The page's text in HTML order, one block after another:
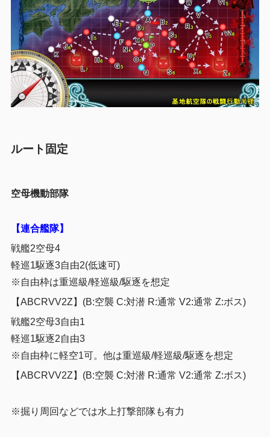
ルート固定
空母機動部隊
【連合艦隊】
戦艦2空母4
軽巡1駆逐3自由2(低速可)
※自由枠は重巡級/軽巡級/駆逐を想定
【ABCRVV2Z】(B:空襲 C:対潜 R:通常 V2:通常 Z:ボス)
戦艦2空母3自由1
軽巡1駆逐2自由3
※自由枠に軽空1可。他は重巡級/軽巡級/駆逐を想定
【ABCRVV2Z】(B:空襲 C:対潜 R:通常 V2:通常 Z:ボス)
※掘り周回などでは水上打撃部隊も有力